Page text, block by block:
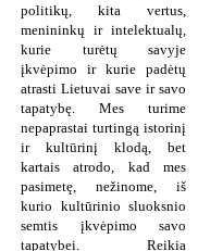
politikų, kita vertus,
menininkų ir intelektualų,
kurie turėtų savyje
įkvėpimo ir kurie padėtų
atrasti Lietuvai save ir savo
tapatybę. Mes turime
nepaprastai turtingą istorinį
ir kultūrinį klodą, bet
kartais atrodo, kad mes
pasimetę, nežinome, iš
kurio kultūrinio sluoksnio
semtis įkvėpimo savo
tapatybei. Reikia